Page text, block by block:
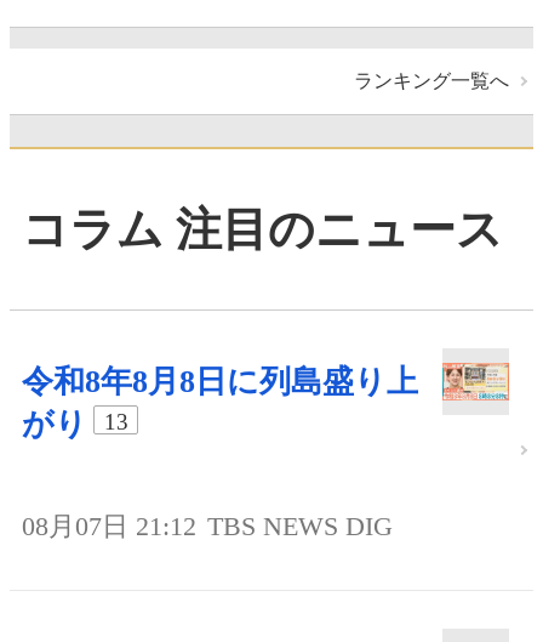
ランキング一覧へ
コラム 注目のニュース
令和8年8月8日に列島盛り上
がり
13
08月07日 21:12 TBS NEWS DIG